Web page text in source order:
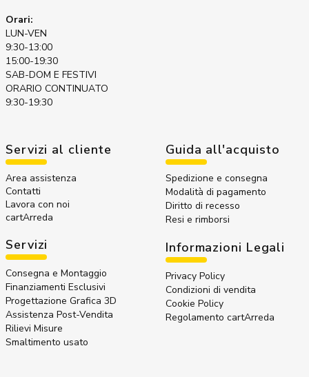
Orari:
LUN-VEN
9:30-13:00
15:00-19:30
SAB-DOM E FESTIVI
ORARIO CONTINUATO
9:30-19:30
Servizi al cliente
Area assistenza
Contatti
Lavora con noi
cartArreda
Servizi
Consegna e Montaggio
Finanziamenti Esclusivi
Progettazione Grafica 3D
Assistenza Post-Vendita
Rilievi Misure
Smaltimento usato
Guida all'acquisto
Spedizione e consegna
Modalità di pagamento
Diritto di recesso
Resi e rimborsi
Informazioni Legali
Privacy Policy
Condizioni di vendita
Cookie Policy
Regolamento cartArreda